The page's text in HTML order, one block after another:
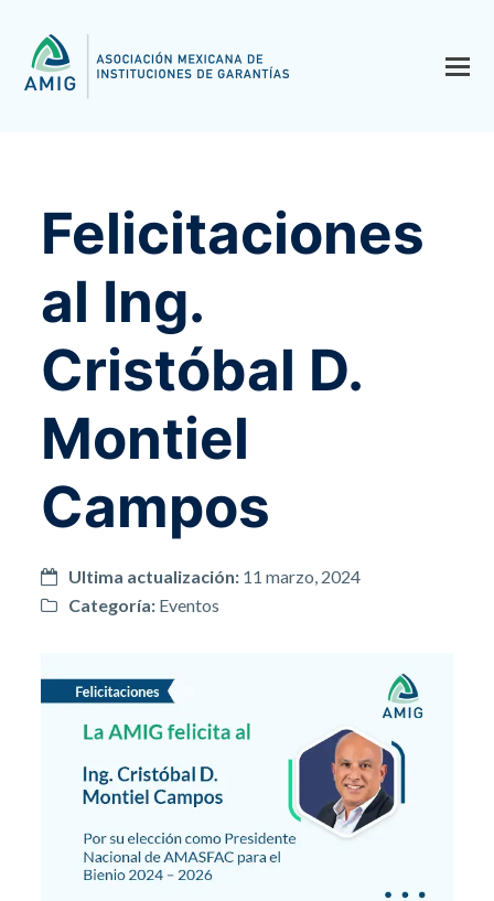
Felicitaciones
al Ing.
Cristóbal D.
Montiel
Campos
Ultima actualización: 11 marzo, 2024
Categoría: Eventos